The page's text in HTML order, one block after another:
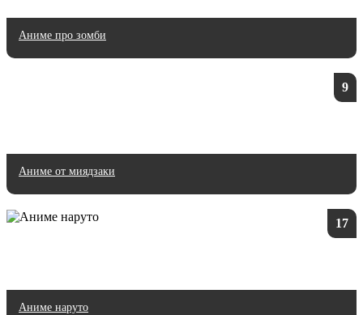
Аниме про зомби
9
Аниме от миядзаки
17
Аниме наруто